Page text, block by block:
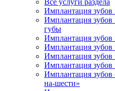
Имплантация зубов
Имплантация
губы
Имплантация зубов
Имплантация
Имплантация
Имплантация зубов
Имплантация
на-шести»